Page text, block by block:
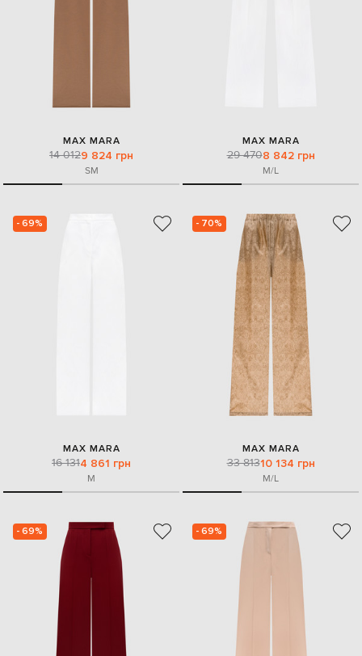
MAX MARA
14 0129 824 грн
SM
MAX MARA
29 4708 842 грн
M/L
- 69%
MAX MARA
16 1314 861 грн
M
- 70%
MAX MARA
33 81310 134 грн
M/L
- 69% - 69%